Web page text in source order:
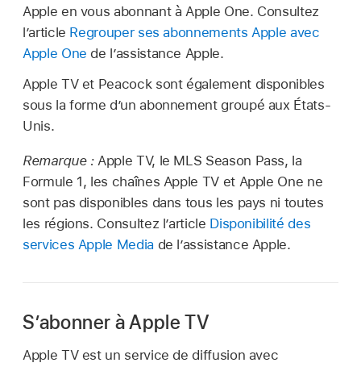
Apple en vous abonnant à Apple One. Consultez
l’article Regrouper ses abonnements Apple avec
Apple One de l’assistance Apple.
Apple TV et Peacock sont également disponibles
sous la forme d’un abonnement groupé aux États-
Unis.
Remarque :Apple TV, le MLS Season Pass, la
Formule 1, les chaînes Apple TV et Apple One ne
sont pas disponibles dans tous les pays ni toutes
les régions. Consultez l’article Disponibilité des
services Apple Media de l’assistance Apple.
S’abonner à Apple TV
Apple TV est un service de diffusion avec